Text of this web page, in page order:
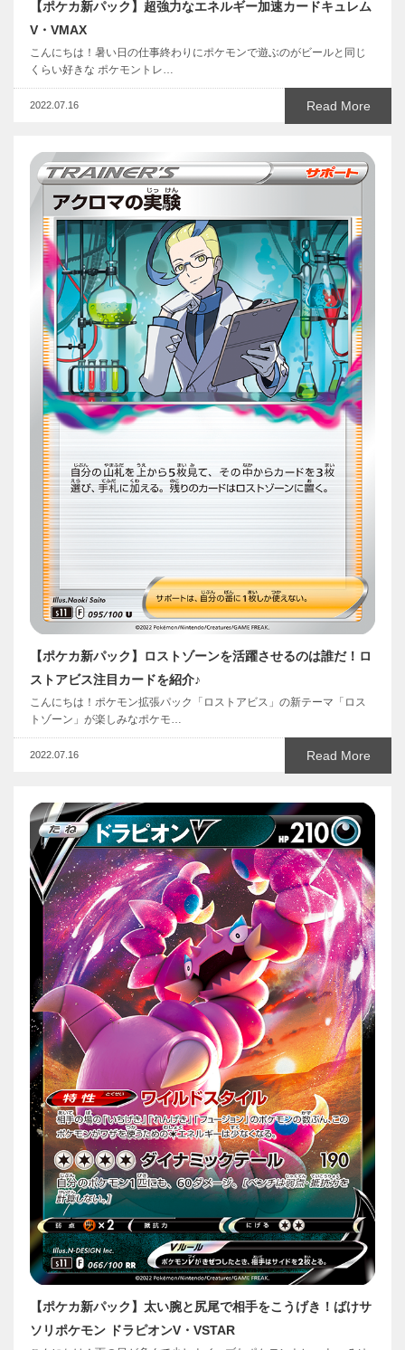
【ポケカ新パック】超強力なエネルギー加速カードキュレム
V・VMAX
こんにちは！暑い日の仕事終わりにポケモンで遊ぶのがビールと同じ
くらい好きな ポケモントレ…
Read More
2022.07.16
【ポケカ新パック】ロストゾーンを活躍させるのは誰だ！ロ
ストアビス注目カードを紹介♪
こんにちは！ポケモン拡張パック「ロストアビス」の新テーマ「ロス
トゾーン」が楽しみなポケモ…
Read More
2022.07.16
【ポケカ新パック】太い腕と尻尾で相手をこうげき！ばけサ
ソリポケモン ドラピオンV・VSTAR